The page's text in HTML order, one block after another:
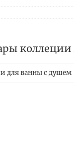
коллеции
для ванны с душем